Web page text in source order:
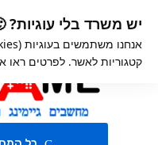
יש משרד בלי עוגיות?
קטגוריות לאשר. לפרטים ראו
navigation
content